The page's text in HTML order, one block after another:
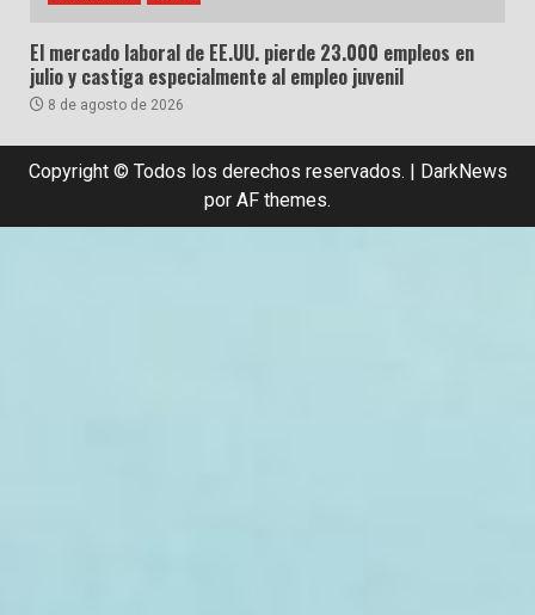
El mercado laboral de EE.UU. pierde 23.000 empleos en
julio y castiga especialmente al empleo juvenil
8 de agosto de 2026
Copyright © Todos los derechos reservados. | DarkNews
por AF themes.